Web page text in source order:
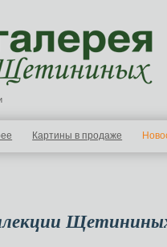
Картины в продаже